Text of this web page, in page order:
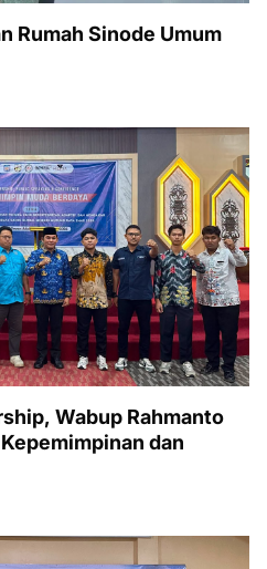
Rumah Sinode Umum
Wabup Rahmanto
dan